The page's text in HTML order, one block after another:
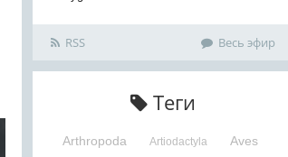
RSS Весь эфир
Теги
Arthropoda Artiodactyla Aves